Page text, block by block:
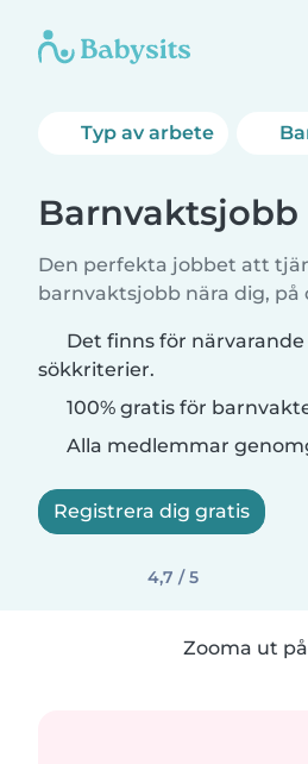
Typ av arbete
Barnvaktsjobb
Den perfekta jobbet att
barnvaktsjobb nära dig, på
Det finns för
sökkriterier.
100% gratis för
Alla medlemmar
Registrera dig gratis
4,7 / 5
Zooma ut